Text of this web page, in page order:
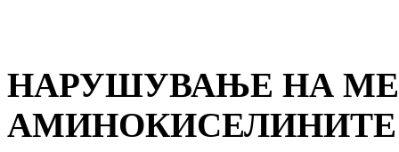
НАРУШУВАЊЕ НА
АМИНОКИСЕЛИНИТЕ